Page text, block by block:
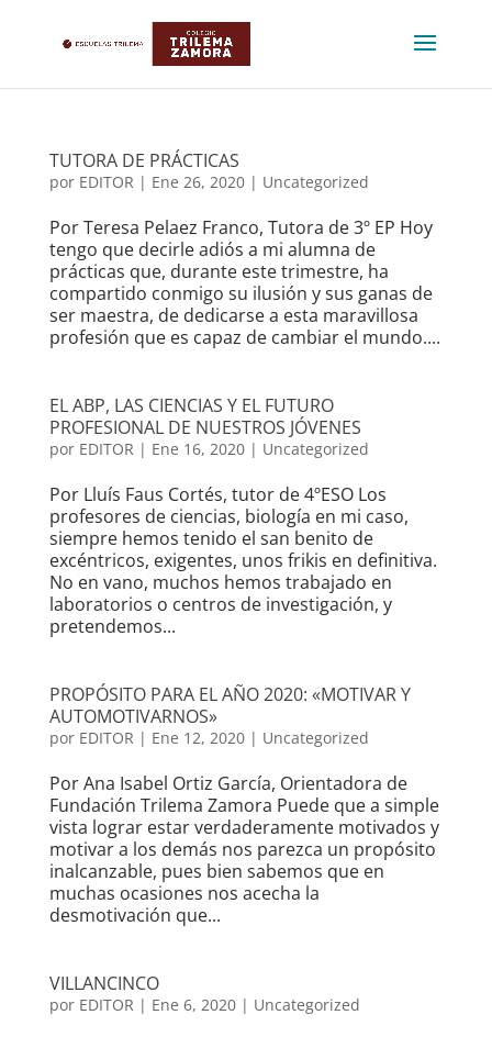
TUTORA DE PRÁCTICAS
por EDITOR | Ene 26, 2020| Uncategorized
Por Teresa Pelaez Franco, Tutora de 3º EP Hoy
tengo que decirle adiós a mi alumna de
prácticas que, durante este trimestre, ha
compartido conmigo su ilusión y sus ganas de
ser maestra, de dedicarse a esta maravillosa
profesión que es capaz de cambiar el mundo....
EL ABP, LAS CIENCIAS Y EL FUTURO
PROFESIONAL DE NUESTROS JÓVENES
por EDITOR | Ene 16, 2020| Uncategorized
Por Lluís Faus Cortés, tutor de 4ºESO Los
profesores de ciencias, biología en mi caso,
siempre hemos tenido el san benito de
excéntricos, exigentes, unos frikis en definitiva.
No en vano, muchos hemos trabajado en
laboratorios o centros de investigación, y
pretendemos...
PROPÓSITO PARA EL AÑO 2020: «MOTIVAR Y
AUTOMOTIVARNOS»
por EDITOR | Ene 12, 2020| Uncategorized
Por Ana Isabel Ortiz García, Orientadora de
Fundación Trilema Zamora Puede que a simple
vista lograr estar verdaderamente motivados y
motivar a los demás nos parezca un propósito
inalcanzable, pues bien sabemos que en
muchas ocasiones nos acecha la
desmotivación que...
VILLANCINCO
por EDITOR | Ene 6, 2020| Uncategorized